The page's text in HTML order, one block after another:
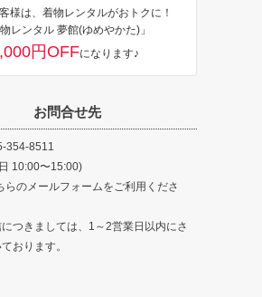
様は、着物レンタルがおトクに！
レンタル 夢館(ゆめやかた)」
円OFFになります♪
お問合せ先
354-8511
10:00〜15:00)
らのメールフォームをご利用くださ
つきましては、1～2営業日以内にさ
おります。